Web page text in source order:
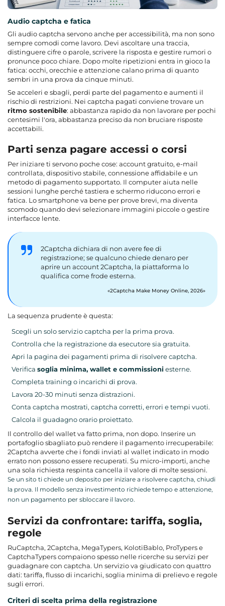
Audio captcha e fatica
Gli audio captcha servono anche per accessibilità, ma non sono
sempre comodi come lavoro. Devi ascoltare una traccia,
distinguere cifre o parole, scrivere la risposta e gestire rumori o
pronunce poco chiare. Dopo molte ripetizioni entra in gioco la
fatica: occhi, orecchie e attenzione calano prima di quanto
sembri in una prova da cinque minuti.
Se acceleri e sbagli, perdi parte del pagamento e aumenti il
rischio di restrizioni. Nei captcha pagati conviene trovare un
ritmo sostenibile: abbastanza rapido da non lavorare per pochi
centesimi l'ora, abbastanza preciso da non bruciare risposte
accettabili.
Parti senza pagare accessi o corsi
Per iniziare ti servono poche cose: account gratuito, e-mail
controllata, dispositivo stabile, connessione affidabile e un
metodo di pagamento supportato. Il computer aiuta nelle
sessioni lunghe perché tastiera e schermo riducono errori e
fatica. Lo smartphone va bene per prove brevi, ma diventa
scomodo quando devi selezionare immagini piccole o gestire
interfacce lente.
2Captcha dichiara di non avere fee di
registrazione; se qualcuno chiede denaro per
aprire un account 2Captcha, la piattaforma lo
qualifica come frode esterna.
2Captcha Make Money Online, 2026
La sequenza prudente è questa:
Scegli un solo servizio captcha per la prima prova.
Controlla che la registrazione da esecutore sia gratuita.
Apri la pagina dei pagamenti prima di risolvere captcha.
Verifica soglia minima, wallet e commissioniesterne.
Completa training o incarichi di prova.
Lavora 20-30 minuti senza distrazioni.
Conta captcha mostrati, captcha corretti, errori e tempi vuoti.
Calcola il guadagno orario proiettato.
Il controllo del wallet va fatto prima, non dopo. Inserire un
portafoglio sbagliato può rendere il pagamento irrecuperabile:
2Captcha avverte che i fondi inviati al wallet indicato in modo
errato non possono essere recuperati. Su micro-importi, anche
una sola richiesta respinta cancella il valore di molte sessioni.
Se un sito ti chiede un deposito per iniziare a risolvere captcha, chiudi
la prova. Il modello senza investimento richiede tempo e attenzione,
non un pagamento per sbloccare il lavoro.
Servizi da confrontare: tariffa, soglia,
regole
RuCaptcha, 2Captcha, MegaTypers, KolotiBablo, ProTypers e
CaptchaTypers compaiono spesso nelle ricerche su servizi per
guadagnare con captcha. Un servizio va giudicato con quattro
dati: tariffa, flusso di incarichi, soglia minima di prelievo e regole
sugli errori.
Criteri di scelta prima della registrazione